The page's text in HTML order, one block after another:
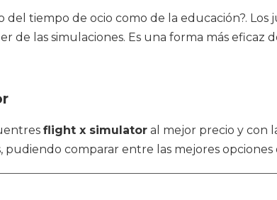
tiempo de ocio como de la educación?.
de las simulaciones. Es una forma más
flight x simulator al mejor precio y con
comparar entre las mejores opciones